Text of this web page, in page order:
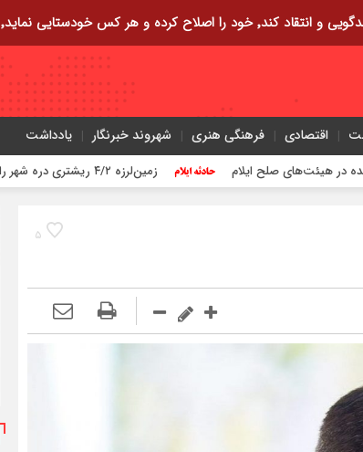
پس به تحقیق خویش را تباه نموده است.
اقتصادی فرهنگی هنری شهروند خبرنگار یادداشت
زمین‌لرزه ۴/۲ ریشتری دره شهر را لرزاند
۵